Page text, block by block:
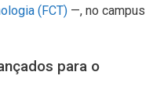
(FCT) —, no campus
para o